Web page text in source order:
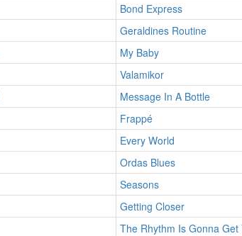
Bond Express
Geraldines Routine
My Baby
Valamikor
Message In A Bottle
Frappé
Every World
Ordas Blues
Seasons
Getting Closer
The Rhythm Is Gonna Get